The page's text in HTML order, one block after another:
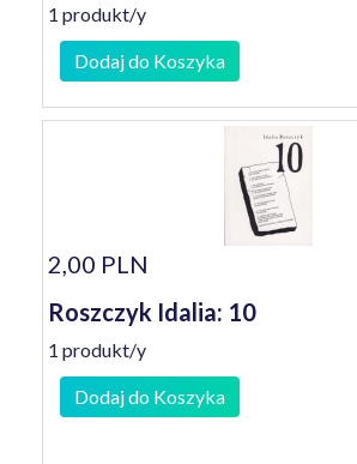
1 produkt/y
Dodaj do Koszyka
2,00 PLN
Roszczyk Idalia: 10
1 produkt/y
Dodaj do Koszyka